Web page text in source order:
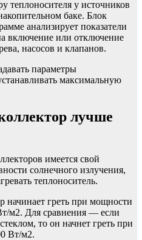
теплоносителя у источников
баке. Блок
анализирует показатели
включение или отключение
насосов и клапанов.
параметры
максимальную
лучше
имеется свой
солнечного излучения,
теплоноситель.
начинает греть при мощности
м2. Для сравнения — если
то он начнет греть при
Вт/м2.